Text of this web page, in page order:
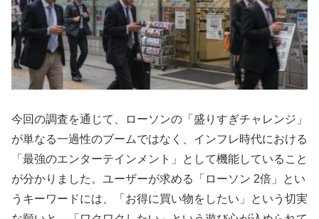
今回の調査を通じて、ローソンの「盛りすぎチャレンジ」
が単なる一過性のブームではなく、インフレ時代における
「最強のエンターテインメント」
として機能していること
が分かりました。ユーザーが求める「ローソン 2倍」とい
うキーワードには、「お得に買い物をしたい」という切実